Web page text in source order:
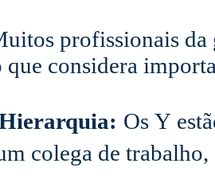
profissionais da
considera
Os Y
colega de